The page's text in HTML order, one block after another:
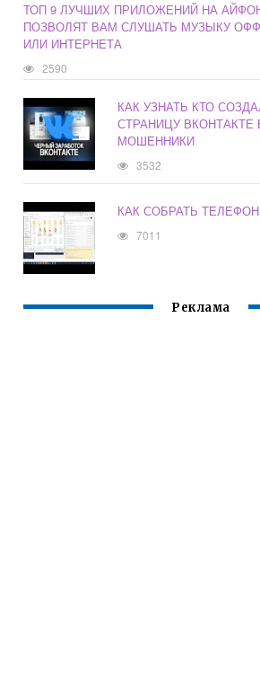
ТОП 9 ЛУЧШИХ ПРИЛОЖЕНИЙ НА
ПОЗВОЛЯТ ВАМ СЛУШАТЬ МУЗЫКУ
ИЛИ ИНТЕРНЕТА
2590
КАК УЗНАТЬ КТО
СТРАНИЦУ
МОШЕННИКИ
3532
КАК СОБРАТЬ
7011
Реклама